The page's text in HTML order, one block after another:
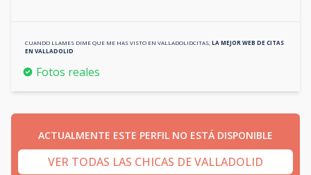
CUANDO LLAMES DIME QUE ME HAS VISTO EN VALLADOLIDCITAS LA MEJOR WEB DE CITAS
EN VALLADOLID
Fotos reales
ACTUALMENTE ESTE PERFIL NO ESTÁ DISPONIBLE
VER TODAS LAS CHICAS DE VALLADOLID